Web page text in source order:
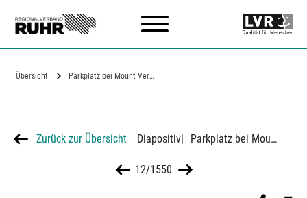
Übersicht Parkplatz bei Mount Vernon, Pennsylvania
Zurück zur Übersicht Diapositiv| Parkplatz bei Mount Vernon, Pennsylvania
12/1550